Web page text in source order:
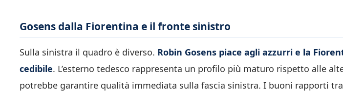
Gosens dalla Fiorentina e il fronte sinistro
Sulla sinistra il quadro è diverso. Robin Gosens piace agli azzurri e la
cedibile. L’esterno tedesco rappresenta un profilo più maturo rispetto alle
potrebbe garantire qualità immediata sulla fascia sinistra. I buoni rapporti